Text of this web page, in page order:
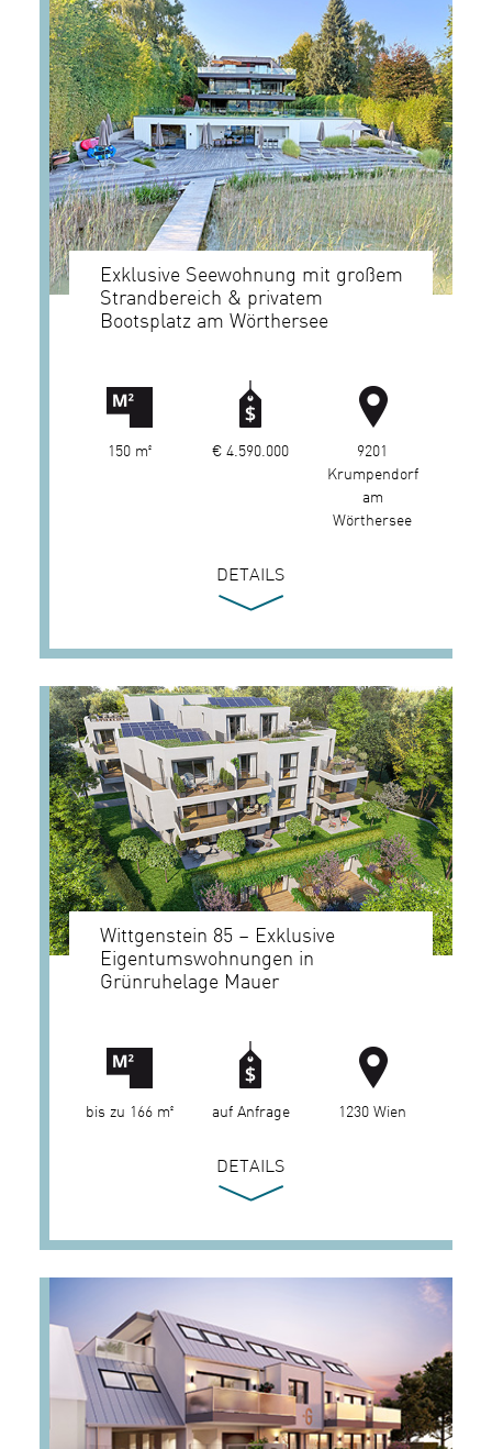
Exklusive Seewohnung mit großem
Strandbereich & privatem
Bootsplatz am Wörthersee
150 m² € 4.590.000
9201
Krumpendorf
am
Wörthersee
DETAILS
Wittgenstein 85 – Exklusive
Eigentumswohnungen in
Grünruhelage Mauer
bis zu 166 m² auf Anfrage 1230 Wien
DETAILS